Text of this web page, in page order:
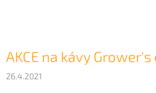
AKCE na kávy Grower's
26.4.2021